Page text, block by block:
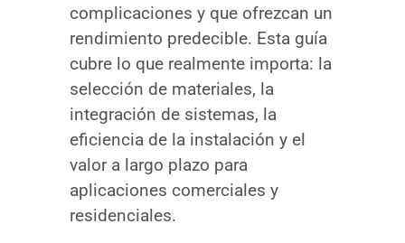
complicaciones y que ofrezcan un
rendimiento predecible. Esta guía
cubre lo que realmente importa: la
selección de materiales, la
integración de sistemas, la
eficiencia de la instalación y el
valor a largo plazo para
aplicaciones comerciales y
residenciales.